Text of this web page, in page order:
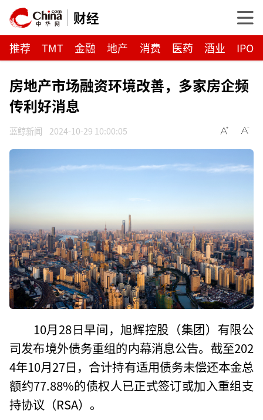
财经
推荐 TMT 金融 地产 消费 医药 酒业 IPO
房地产市场融资环境改善，多家房企频
传利好消息
蓝鲸新闻 2024-10-29 10:00:05
10月28日早间，旭辉控股（集团）有限公
司发布境外债务重组的内幕消息公告。截至202
4年10月27日，合计持有适用债务未偿还本金总
额约77.88%的债权人已正式签订或加入重组支
持协议（RSA）。